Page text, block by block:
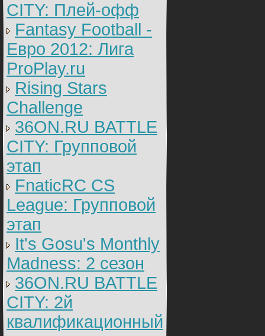
CITY: Плей-офф
Fantasy Football -
Евро 2012: Лига
ProPlay.ru
Rising Stars
Challenge
36ON.RU BATTLE
CITY: Групповой
этап
FnaticRC CS
League: Групповой
этап
It's Gosu's Monthly
Madness: 2 сезон
36ON.RU BATTLE
CITY: 2й
квалификационный